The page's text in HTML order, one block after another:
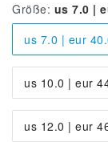
Größe: us 7.0 |
us 7.0 | eur
us 10.0 | eur
us 12.0 | eur